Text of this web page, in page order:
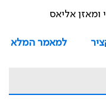
ומאזן אליאס
למאמר המלא